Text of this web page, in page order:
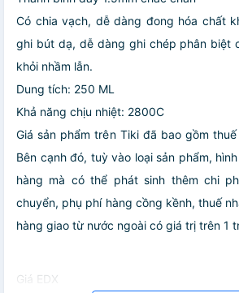
Có chia vạch, dễ dàng đong hóa chất
ghi bút dạ, dễ dàng ghi chép phân biệt
khỏi nhầm lẫn.
Dung tích: 250 ML
Khả năng chịu nhiệt: 2800C
Giá sản phẩm trên Tiki đã bao gồm
Bên cạnh đó, tuỳ vào loại sản phẩm,
hàng mà có thể phát sinh thêm chi
chuyển, phụ phí hàng cồng kềnh, thuế
hàng giao từ nước ngoài có giá trị trên 1
Giá EDX